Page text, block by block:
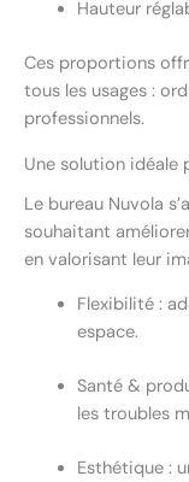
Hauteur
Ces proportions
tous les usages :
professionnels.
Une solution idéale
Le bureau Nuvola
souhaitant
en valorisant leur
Flexibilité :
espace.
Santé &
les troubles
Esthétique :